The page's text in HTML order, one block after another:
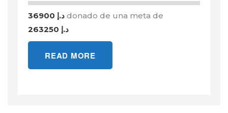
36900 د.إ donado de una meta de
263250 د.إ
READ MORE